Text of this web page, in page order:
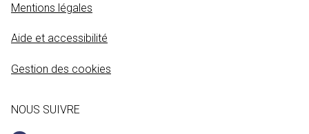
Mentions légales
Aide et accessibilité
Gestion des cookies
NOUS SUIVRE